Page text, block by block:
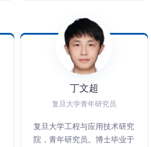
室主任；他的研究方向包括空
中机器人、集群机器人、运动
规划、环境感知、SLAM等。
近年在Science Robotics,
IEEE TRO, JFR, IEEE RAL,
ICRA，IROS，ISRR，ISER
等机器人领域知名期刊会议发
Science Robotics封面论文并
被国内外媒体如光明日报，新
丁文超
复旦大学青年研究员
复旦大学工程与应用技术研究
院，青年研究员。博士毕业于